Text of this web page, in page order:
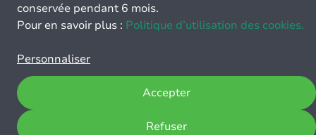
conservée pendant 6 mois.
Pour en savoir plus : Politique d’utilisation des cookies.
Personnaliser
Refuser
Accepter